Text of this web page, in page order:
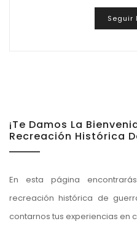
Seguir
¡Te Damos La
Recreación Histórica
En esta página
recreación histórica de
contarnos tus experiencias en